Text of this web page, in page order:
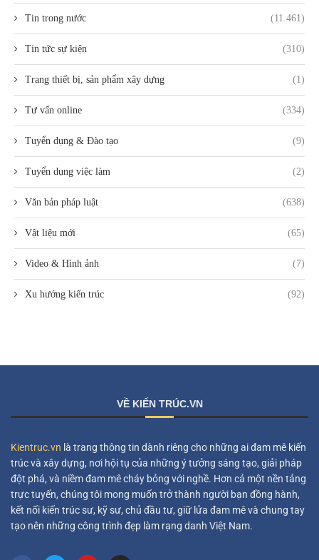
Tin trong nước (11.461)
Tin tức sự kiện (310)
Trang thiết bị, sản phẩm xây dựng (1)
Tư vấn online (334)
Tuyển dụng & Đào tạo (9)
Tuyển dụng việc làm (2)
Văn bản pháp luật (638)
Vật liệu mới (65)
Video & Hình ảnh (7)
Xu hướng kiến trúc (92)
VỀ KIẾN TRÚC.VN
Kientruc.vn là trang thông tin dành riêng cho những ai đam mê kiến
trúc và xây dựng, nơi hội tụ của những ý tưởng sáng tạo, giải pháp
đột phá, và niềm đam mê cháy bỏng với nghề. Hơn cả một nền tảng
trực tuyến, chúng tôi mong muốn trở thành người bạn đồng hành,
kết nối kiến trúc sư, kỹ sư, chủ đầu tư, giữ lửa đam mê và chung tay
tạo nên những công trình đẹp làm rạng danh Việt Nam.